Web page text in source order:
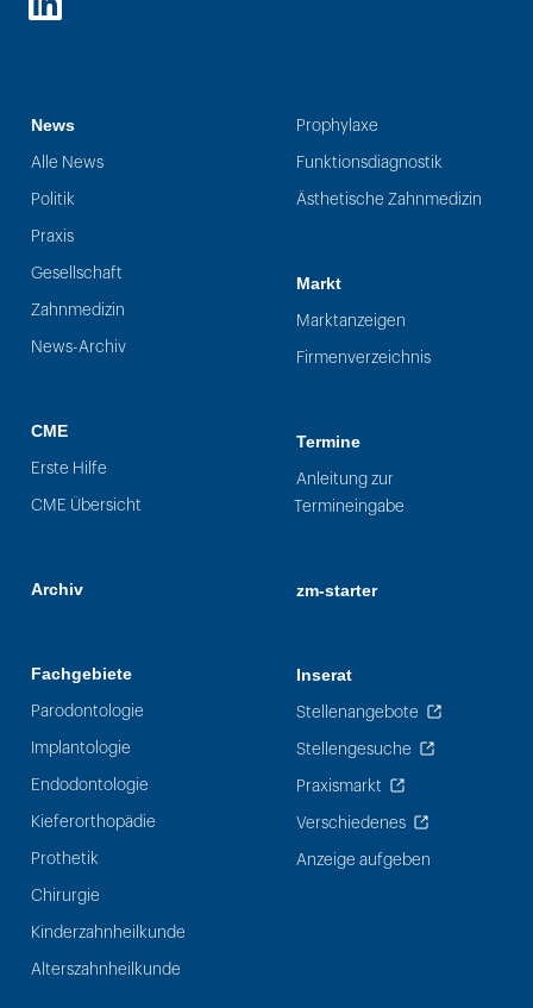
LinkedIn
News
Alle News
Politik
Praxis
Gesellschaft
Zahnmedizin
News-Archiv
CME
Erste Hilfe
CME Übersicht
Archiv
Fachgebiete
Parodontologie
Implantologie
Endodontologie
Kieferorthopädie
Prothetik
Chirurgie
Kinderzahnheilkunde
Alterszahnheilkunde
Prophylaxe
Funktionsdiagnostik
Ästhetische Zahnmedizin
Markt
Marktanzeigen
Firmenverzeichnis
Termine
Anleitung zur
Termineingabe
zm-starter
Inserat
Stellenangebote
Stellengesuche
Praxismarkt
Verschiedenes
Anzeige aufgeben